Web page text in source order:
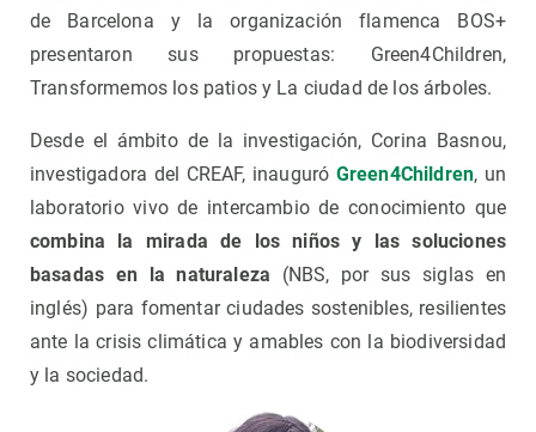
de Barcelona y la organización flamenca BOS+
presentaron sus propuestas: Green4Children,
Transformemos los patios y La ciudad de los árboles.
Desde el ámbito de la investigación, Corina Basnou,
investigadora del CREAF, inauguró Green4Children, un
laboratorio vivo de intercambio de conocimiento que
combina la mirada de los niños y las soluciones
basadas en la naturaleza (NBS, por sus siglas en
inglés) para fomentar ciudades sostenibles, resilientes
ante la crisis climática y amables con la biodiversidad
y la sociedad.